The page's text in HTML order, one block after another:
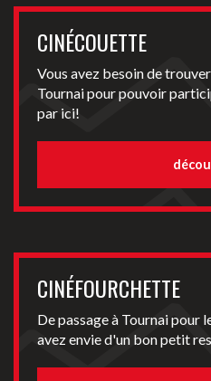
CINÉCOUETTE
Vous avez besoin de
Tournai pour pouvoir
par ici!
CINÉFOURCHETTE
De passage à Tournai pour
avez envie d'un bon petit